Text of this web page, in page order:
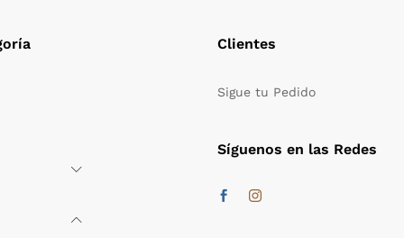
Clientes
Sigue tu Pedido
Síguenos en las Redes